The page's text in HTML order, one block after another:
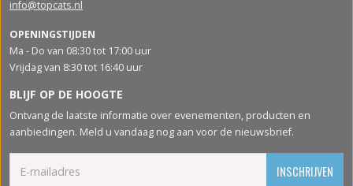
info@topcats.nl
OPENINGSTIJDEN
Ma - Do van 08:30 tot 17:00 uur
Vrijdag van 8:30 tot 16:40 uur
BLIJF OP DE HOOGTE
Ontvang de laatste informatie over evenementen, producten en
aanbiedingen. Meld u vandaag nog aan voor de nieuwsbrief.
INSCHRIJVEN